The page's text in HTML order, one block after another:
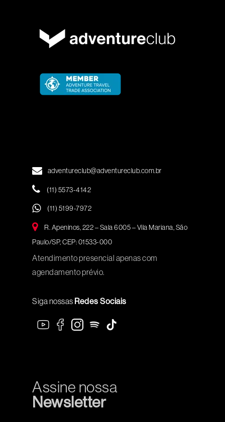
adventureclub@adventureclub.com.br
(11) 5573-4142
(11) 5199-7972
R. Apeninos, 222 – Sala 6005 – Vila Mariana, São
Paulo/SP, CEP: 01533-000
Atendimento presencial apenas com
agendamento prévio.
Siga nossas Redes Sociais
Assine nossa
Newsletter